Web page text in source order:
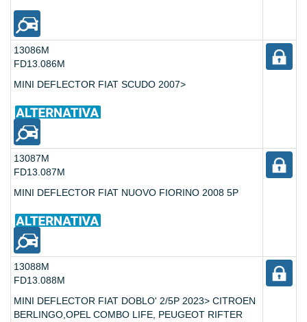
13086M
FD13.086M
MINI DEFLECTOR FIAT SCUDO 2007>
13087M
FD13.087M
MINI DEFLECTOR FIAT NUOVO FIORINO 2008 5P
13088M
FD13.088M
MINI DEFLECTOR FIAT DOBLO' 2/5P 2023> CITROEN
BERLINGO,OPEL COMBO LIFE, PEUGEOT RIFTER